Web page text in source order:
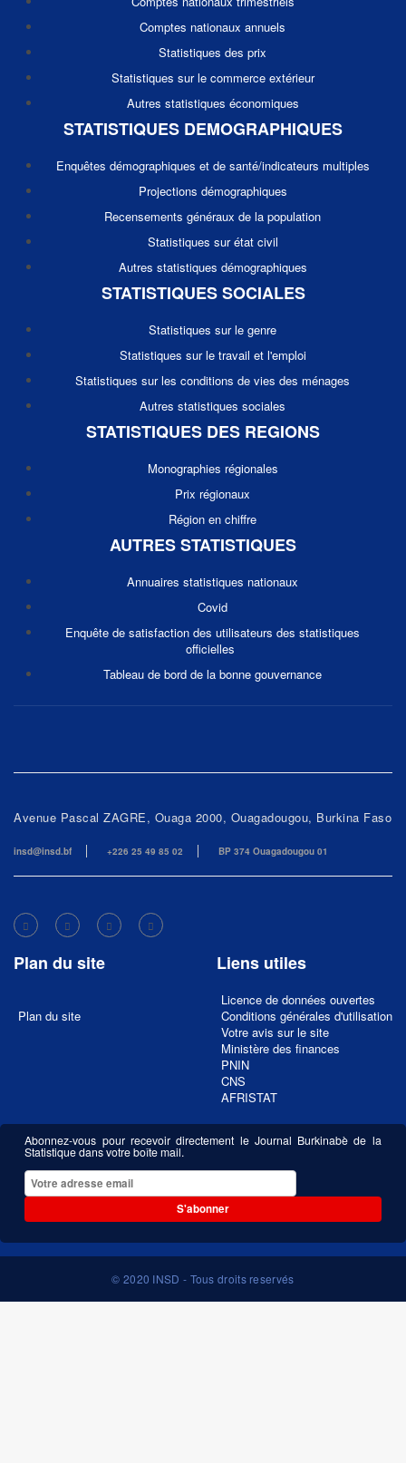
Comptes nationaux annuels
Statistiques des prix
Statistiques sur le commerce extérieur
Autres statistiques économiques
STATISTIQUES DEMOGRAPHIQUES
Enquêtes démographiques et de santé/indicateurs multiples
Projections démographiques
Recensements généraux de la population
Statistiques sur état civil
Autres statistiques démographiques
STATISTIQUES SOCIALES
Statistiques sur le genre
Statistiques sur le travail et l'emploi
Statistiques sur les conditions de vies des ménages
Autres statistiques sociales
STATISTIQUES DES REGIONS
Monographies régionales
Prix régionaux
Région en chiffre
AUTRES STATISTIQUES
Annuaires statistiques nationaux
Covid
Enquête de satisfaction des utilisateurs des statistiques
officielles
Tableau de bord de la bonne gouvernance
Avenue Pascal ZAGRE, Ouaga 2000, Ouagadougou, Burkina Faso
insd@insd.bf +226 25 49 85 02 BP 374 Ouagadougou 01
Plan du site
Plan du site
Liens utiles
Licence de données ouvertes
Conditions générales d'utilisation
Votre avis sur le site
Ministère des finances
PNIN
CNS
AFRISTAT
Abonnez-vous pour recevoir directement le Journal Burkinabè de la
Statistique dans votre boîte mail.
S'abonner
© 2020 INSD - Tous droits reservés